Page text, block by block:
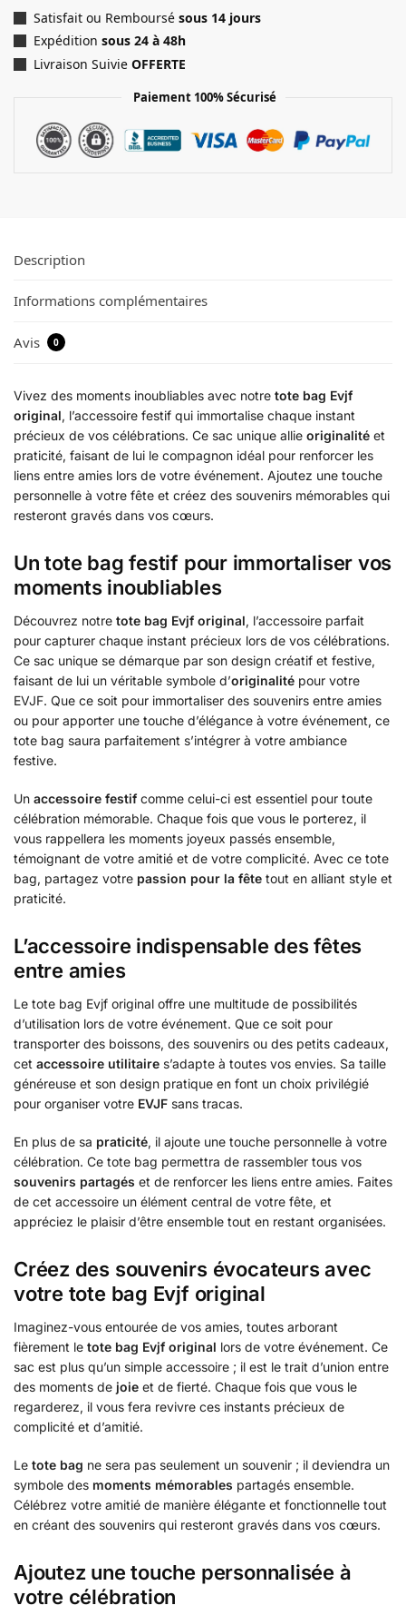
Satisfait ou Remboursé sous 14 jours
Expédition sous 24 à 48h
Livraison Suivie OFFERTE
Paiement 100% Sécurisé
Description
Informations complémentaires
Avis 0
Vivez des moments inoubliables avec notre tote bag Evjf
original, l’accessoire festif qui immortalise chaque instant
précieux de vos célébrations. Ce sac unique allie originalité et
praticité, faisant de lui le compagnon idéal pour renforcer les
liens entre amies lors de votre événement. Ajoutez une touche
personnelle à votre fête et créez des souvenirs mémorables qui
resteront gravés dans vos cœurs.
Un tote bag festif pour immortaliser vos
moments inoubliables
Découvrez notre tote bag Evjf original, l’accessoire parfait
pour capturer chaque instant précieux lors de vos célébrations.
Ce sac unique se démarque par son design créatif et festive,
faisant de lui un véritable symbole d’originalité pour votre
EVJF. Que ce soit pour immortaliser des souvenirs entre amies
ou pour apporter une touche d’élégance à votre événement, ce
tote bag saura parfaitement s’intégrer à votre ambiance
festive.
Un accessoire festifcomme celui-ci est essentiel pour toute
célébration mémorable. Chaque fois que vous le porterez, il
vous rappellera les moments joyeux passés ensemble,
témoignant de votre amitié et de votre complicité. Avec ce tote
bag, partagez votre passion pour la fête tout en alliant style et
praticité.
L’accessoire indispensable des fêtes
entre amies
Le tote bag Evjf original offre une multitude de possibilités
d’utilisation lors de votre événement. Que ce soit pour
transporter des boissons, des souvenirs ou des petits cadeaux,
cet accessoire utilitaire s’adapte à toutes vos envies. Sa taille
généreuse et son design pratique en font un choix privilégié
pour organiser votre EVJF sans tracas.
En plus de sa praticité, il ajoute une touche personnelle à votre
célébration. Ce tote bag permettra de rassembler tous vos
souvenirs partagés et de renforcer les liens entre amies. Faites
de cet accessoire un élément central de votre fête, et
appréciez le plaisir d’être ensemble tout en restant organisées.
Créez des souvenirs évocateurs avec
votre tote bag Evjf original
Imaginez-vous entourée de vos amies, toutes arborant
fièrement le tote bag Evjf original lors de votre événement. Ce
sac est plus qu’un simple accessoire ; il est le trait d’union entre
des moments de joie et de fierté. Chaque fois que vous le
regarderez, il vous fera revivre ces instants précieux de
complicité et d’amitié.
Le tote bag ne sera pas seulement un souvenir ; il deviendra un
symbole des moments mémorables partagés ensemble.
Célébrez votre amitié de manière élégante et fonctionnelle tout
en créant des souvenirs qui resteront gravés dans vos cœurs.
Ajoutez une touche personnalisée à
votre célébration